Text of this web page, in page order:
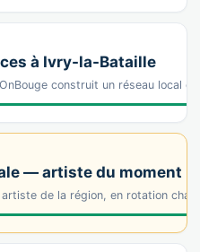
à Ivry-la-Bataille
construit un réseau local
— artiste du moment
de la région, en rotation